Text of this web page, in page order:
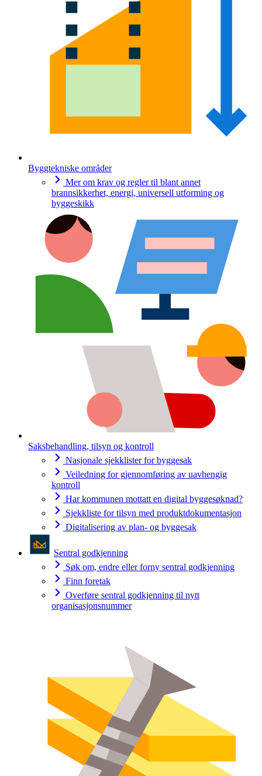
Byggtekniske områder
Mer om krav og regler til blant annet
brannsikkerhet, energi, universell utforming og
byggeskikk
Saksbehandling, tilsyn og kontroll
Nasjonale sjekklister for byggesak
Veiledning for gjennomføring av uavhengig
kontroll
Har kommunen mottatt en digital byggesøknad?
Sjekkliste for tilsyn med produktdokumentasjon
Digitalisering av plan- og byggesak
Sentral godkjenning
Søk om, endre eller forny sentral godkjenning
Finn foretak
Overføre sentral godkjenning til nytt
organisasjonsnummer